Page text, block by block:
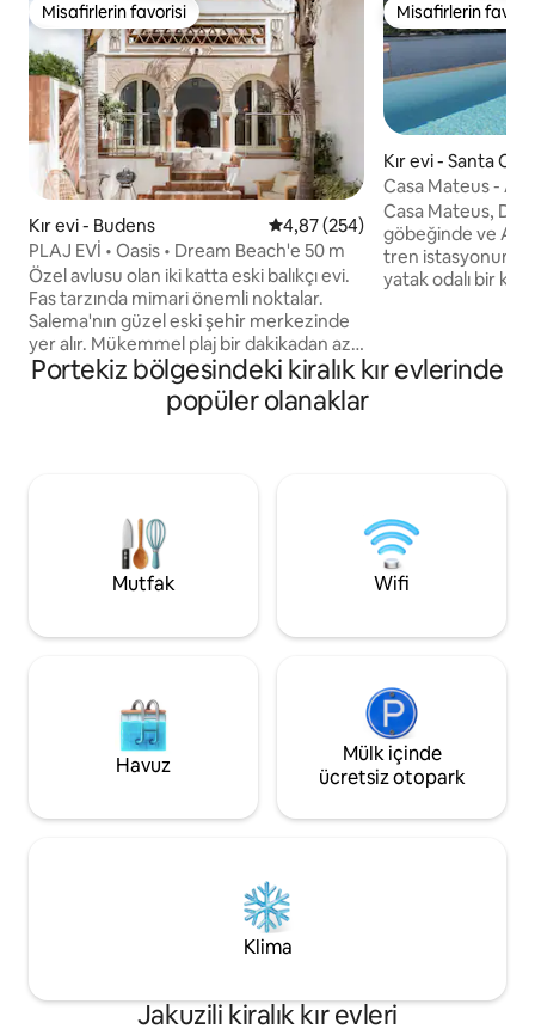
Misafirlerin favorisi
Misafirlerin favorisi
Kır evi - Budens 5 üzerinden ortalama 4,87
4,87 (254)
PLAJ EVİ • Oasis • Dream Beach'e 50 m
Özel avlusu olan iki katta eski balıkçı evi.
Fas tarzında mimari önemli noktalar.
Salema'nın güzel eski şehir merkezinde
yer alır. Mükemmel plaj bir dakikadan az
yürüme mesafesindedir. Girişten,
yüksek kaliteli taş işleriyle çekici bir
şekilde dekore edilmiş vaha benzeri
soğuk su lavabosunda bir kitapla sıcak
yaz günlerinde rahatlayabilir ve pillerinizi
şarj edebilirsiniz. Çift duşlu ve duşlu
tuvaletli banyo, evin zemin katında
odasının her birinde rahat eğimli tavanın
terasa doğrudan erişimi vardır. Harika bir
gece uykusu. Palmiye ağaçlarındaki
rüzgarı ve uzaktaki sörfü duyabilirsiniz.
Misafirler tüm evi kiraladıkları için tüm
ulaşabilirsiniz (posta ve telefon) ve
metre içinde restoranlar, barlar,
mağazalar, kanolar ve ayakta kürek
kiralama ve doğrudan Fang'a balık satışı
vardır. Salema büyüleyici bir balıkçı
sunulmaktadır. Hinterlandda, Monchique
sıradağları şifalı kaynaklarla çağırıyor.
Misafirlerin
Misafirlerin
Kır evi - Santa
Casa Mateus -
Casa Mateus,
göbeğinde ve
tren istasyonunun
yatak odalı bir kır
Oporto şehrini
Portekiz bölgesindeki kiralık kır evlerinde
popüler olanaklar
Mutfak Wifi
Havuz
Mülk içinde
ücretsiz otopark
Klima
Jakuzili kiralık kır evleri